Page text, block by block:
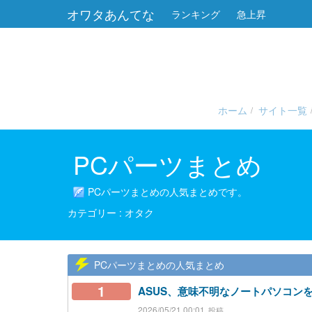
オワタあんてな ランキング 急上昇
ホーム サイト一覧
PCパーツまとめ
PCパーツまとめの人気まとめです。
オタク
PCパーツまとめの人気まとめ
1 ASUS、意味不明なノートパソコン
2026/05/21 00:01